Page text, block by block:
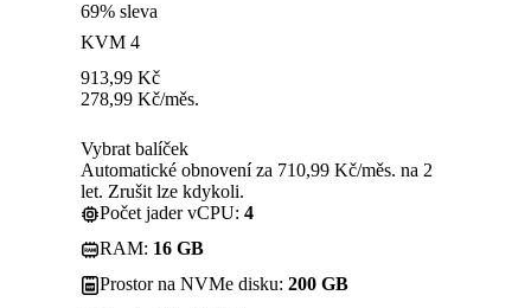
69% sleva
KVM 4
913,99 Kč
278,99 Kč/měs.
Vybrat balíček
Automatické obnovení za 710,99 Kč/měs. na 2
let. Zrušit lze kdykoli.
Počet jader vCPU: 4
RAM: 16 GB
Prostor na NVMe disku: 200 GB